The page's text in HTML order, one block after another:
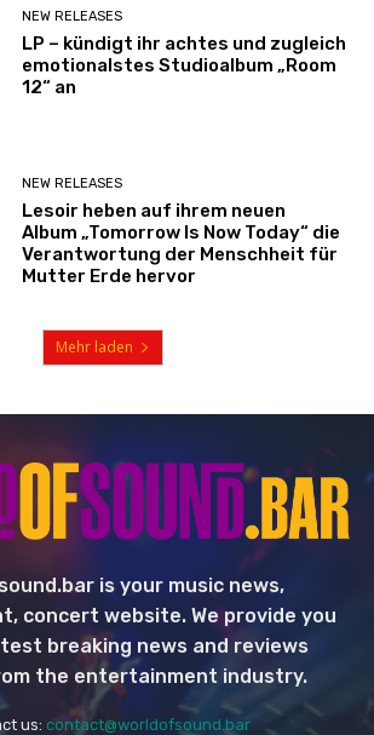
NEW RELEASES
LP – kündigt ihr achtes und zugleich
emotionalstes Studioalbum „Room
12“ an
NEW RELEASES
Lesoir heben auf ihrem neuen
Album „Tomorrow Is Now Today“ die
Verantwortung der Menschheit für
Mutter Erde hervor
Mehr laden
is your music news,
concert website. We provide you
breaking news and reviews
the entertainment industry.
us: contact@worldofsound.bar